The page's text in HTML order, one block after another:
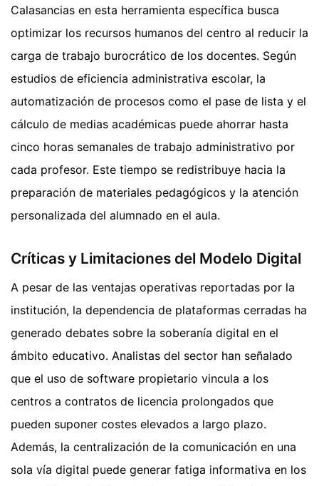
Calasancias en esta herramienta específica busca
optimizar los recursos humanos del centro al reducir la
carga de trabajo burocrático de los docentes. Según
estudios de eficiencia administrativa escolar, la
automatización de procesos como el pase de lista y el
cálculo de medias académicas puede ahorrar hasta
cinco horas semanales de trabajo administrativo por
cada profesor. Este tiempo se redistribuye hacia la
preparación de materiales pedagógicos y la atención
personalizada del alumnado en el aula.
Críticas y Limitaciones del Modelo Digital
A pesar de las ventajas operativas reportadas por la
institución, la dependencia de plataformas cerradas ha
generado debates sobre la soberanía digital en el
ámbito educativo. Analistas del sector han señalado
que el uso de software propietario vincula a los
centros a contratos de licencia prolongados que
pueden suponer costes elevados a largo plazo.
Además, la centralización de la comunicación en una
sola vía digital puede generar fatiga informativa en los